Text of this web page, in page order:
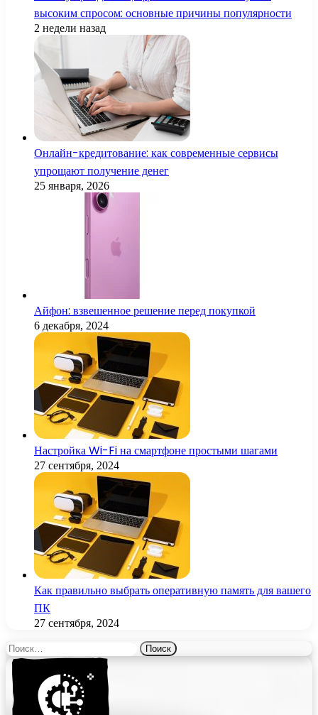
высоким спросом: основные причины популярности
2 недели назад
Онлайн-кредитование: как современные сервисы
упрощают получение денег
25 января, 2026
Айфон: взвешенное решение перед покупкой
6 декабря, 2024
Настройка Wi-Fi на смартфоне простыми шагами
27 сентября, 2024
Как правильно выбрать оперативную память для вашего
ПК
27 сентября, 2024
Найти: